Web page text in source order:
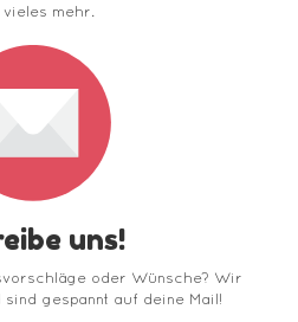
vieles mehr.
uns!
oder Wünsche? Wir
gespannt auf deine Mail!